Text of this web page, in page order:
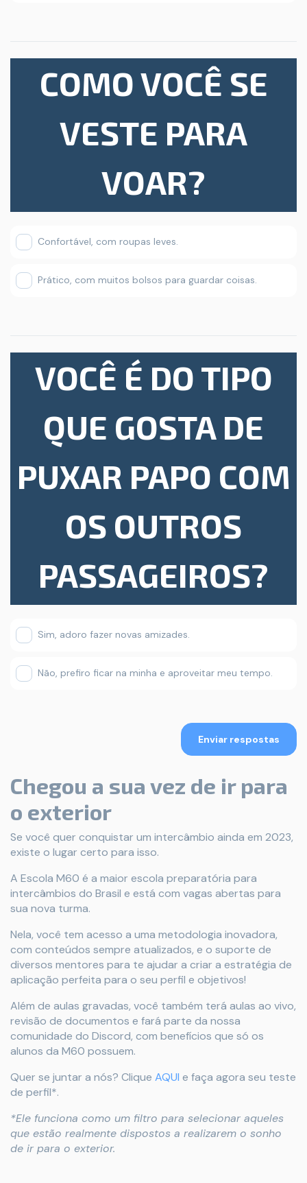
COMO VOCÊ SE
VESTE PARA
VOAR?
Confortável, com roupas leves.
Prático, com muitos bolsos para guardar coisas.
VOCÊ É DO TIPO
QUE GOSTA DE
PUXAR PAPO COM
OS OUTROS
PASSAGEIROS?
Sim, adoro fazer novas amizades.
Não, prefiro ficar na minha e aproveitar meu tempo.
Enviar respostas
Chegou a sua vez de ir para
o exterior
Se você quer conquistar um intercâmbio ainda em 2023,
existe o lugar certo para isso.
A Escola M60 é a maior escola preparatória para
intercâmbios do Brasil e está com vagas abertas para
sua nova turma.
Nela, você tem acesso a uma metodologia inovadora,
com conteúdos sempre atualizados, e o suporte de
diversos mentores para te ajudar a criar a estratégia de
aplicação perfeita para o seu perfil e objetivos!
Além de aulas gravadas, você também terá aulas ao vivo,
revisão de documentos e fará parte da nossa
comunidade do Discord, com benefícios que só os
alunos da M60 possuem.
Quer se juntar a nós? Clique AQUI e faça agora seu teste
de perfil*.
*Ele funciona como um filtro para selecionar aqueles
que estão realmente dispostos a realizarem o sonho
de ir para o exterior.